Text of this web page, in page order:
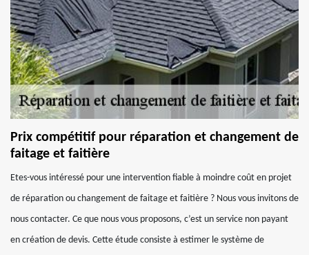
Prix compétitif pour réparation et changement de
faitage et faitière
Etes-vous intéressé pour une intervention fiable à moindre coût en projet
de réparation ou changement de faitage et faitière ? Nous vous invitons de
nous contacter. Ce que nous vous proposons, c’est un service non payant
en création de devis. Cette étude consiste à estimer le système de